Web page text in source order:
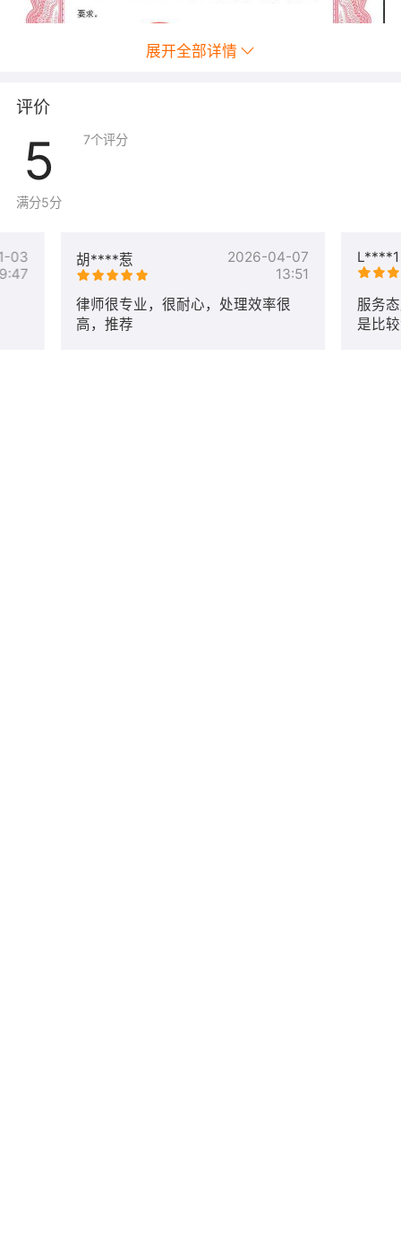
展开全部详情
评价
5
满分5分
7个评分
胡****惹
2026-04-07
13:51
律师很专业，很耐心，处理效率很
高，推荐
L****1
服务
是比
03